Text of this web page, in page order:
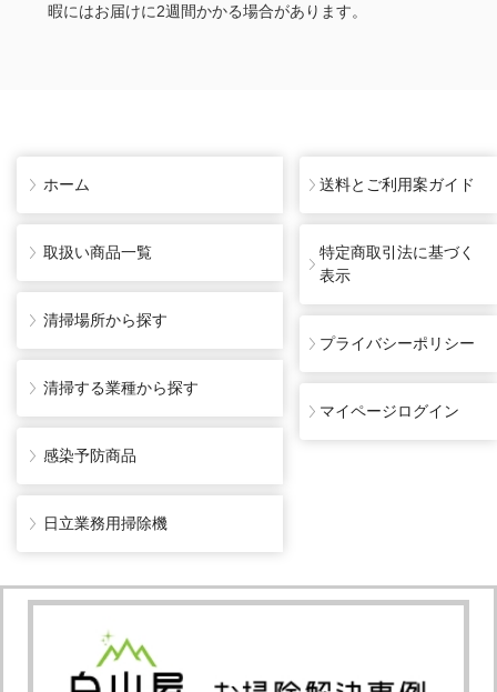
暇にはお届けに2週間かかる場合があります。
ホーム
取扱い商品一覧
清掃場所から探す
清掃する業種から探す
感染予防商品
日立業務用掃除機
送料とご利用案ガイド
特定商取引法に基づく
表示
プライバシーポリシー
マイページログイン